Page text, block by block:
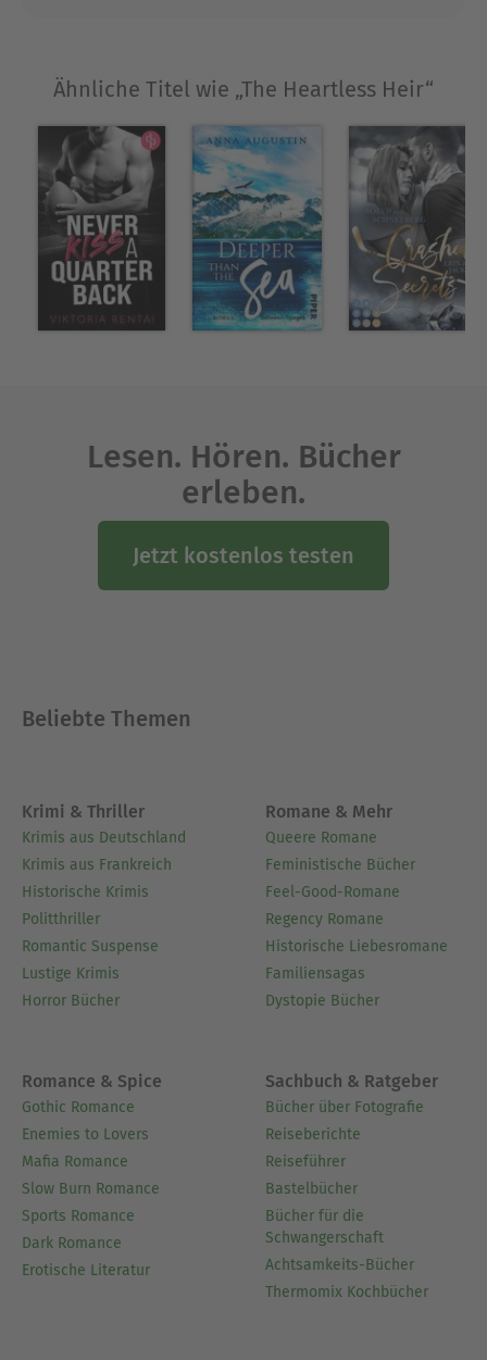
Ähnliche Titel wie „The Heartless Heir“
Lesen. Hören. Bücher
erleben.
Jetzt kostenlos testen
Beliebte Themen
Krimi & Thriller
Krimis aus Deutschland
Krimis aus Frankreich
Historische Krimis
Politthriller
Romantic Suspense
Lustige Krimis
Horror Bücher
Romane & Mehr
Queere Romane
Feministische Bücher
Feel-Good-Romane
Regency Romane
Historische Liebesromane
Familiensagas
Dystopie Bücher
Romance & Spice
Gothic Romance
Enemies to Lovers
Mafia Romance
Slow Burn Romance
Sports Romance
Dark Romance
Erotische Literatur
Sachbuch & Ratgeber
Bücher über Fotografie
Reiseberichte
Reiseführer
Bastelbücher
Bücher für die
Schwangerschaft
Achtsamkeits-Bücher
Thermomix Kochbücher